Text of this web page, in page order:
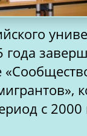
года
с 2000